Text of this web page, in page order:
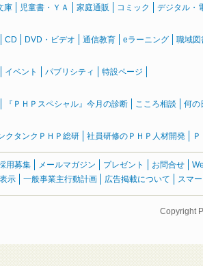
庫 児童書・ＹＡ 家庭通販 コミック デジタル・
CD DVD・ビデオ 通信教育 eラーニング 職域図
イベント パブリシティ 特設ページ
『ＰＨＰスペシャル』今月の診断 こころ相談 何の
クタンクＰＨＰ総研 社員研修のＰＨＰ人材開発
用募集 メールマガジン プレゼント お問合せ
示
一般事業主行動計画 広告掲載について スマ
Copyright